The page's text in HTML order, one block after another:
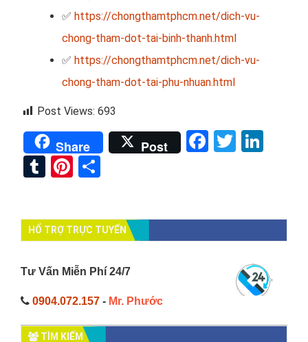
✅ https://chongthamtphcm.net/dich-vu-
chong-tham-dot-tai-binh-thanh.html
✅ https://chongthamtphcm.net/dich-vu-
chong-tham-dot-tai-phu-nhuan.html
Post Views: 693
Share Post Facebook
Twitter
TumblrPinterest
HỔ TRỢ TRỰC TUYẾN
Tư Vấn Miễn Phí 24/7
0904.072.157 - Mr. Phước
TÌM KIẾM